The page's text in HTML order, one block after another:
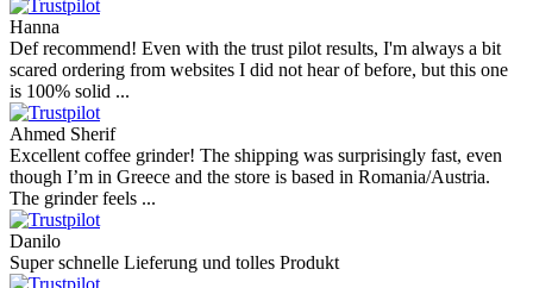
Hanna
Def recommend! Even with the trust pilot results, I'm always a bit
scared ordering from websites I did not hear of before, but this one
is 100% solid ...
Ahmed Sherif
Excellent coffee grinder! The shipping was surprisingly fast, even
though I’m in Greece and the store is based in Romania/Austria.
The grinder feels ...
Danilo
Super schnelle Lieferung und tolles Produkt